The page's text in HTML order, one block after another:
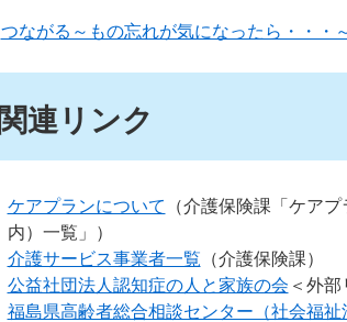
つながる～もの忘れが気になったら・・・
関連リンク
ケアプランについて （介護保険課「ケア
内）一覧」）
介護サービス事業者一覧 （介護保険課）
公益社団法人認知症の人と家族の会 ＜外部
福島県高齢者総合相談センター（社会福祉